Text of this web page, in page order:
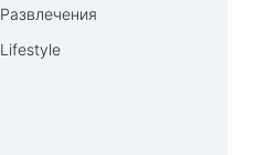
Развлечения
Lifestyle